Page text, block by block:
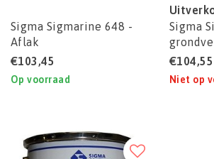
Sigma Sigmarine 648 -
Aflak
€103,45
Op voorraad
Sigma
20)
€104,55
Niet op